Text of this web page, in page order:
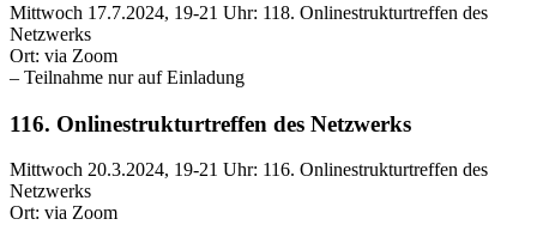
Mittwoch 17.7.2024, 19-21 Uhr: 118. Onlinestrukturtreffen des
Netzwerks
Ort: via Zoom
– Teilnahme nur auf Einladung
116. Onlinestrukturtreffen des Netzwerks
Mittwoch 20.3.2024, 19-21 Uhr: 116. Onlinestrukturtreffen des
Netzwerks
Ort: via Zoom